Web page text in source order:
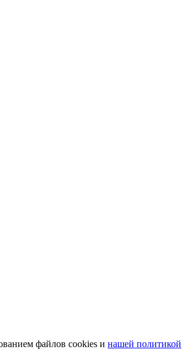
файлов cookies и нашей политикой